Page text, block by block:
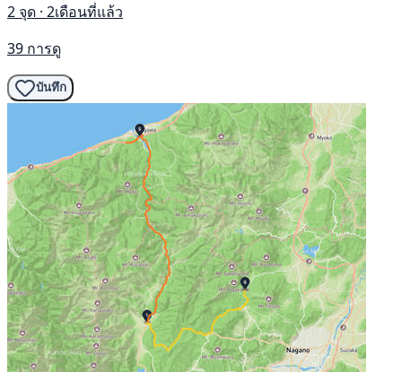
2 จุด · 2เดือนที่แล้ว
39 การดู
บันทึก